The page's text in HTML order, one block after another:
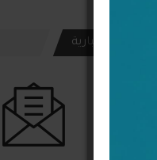
النشرة الإخبارية